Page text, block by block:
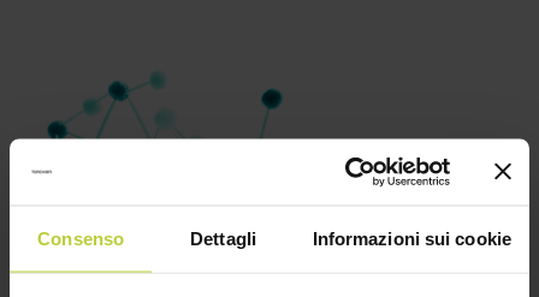
Consenso Dettagli Informazioni sui cookie